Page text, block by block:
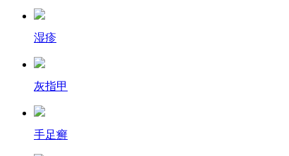
湿疹
灰指甲
手足癣